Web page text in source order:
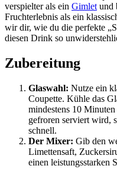
verspielter als ein Gimletund
Fruchterlebnis als ein
wir dir, wie du die perfekte
diesen Drink so
Zubereitung
Glaswahl: Nutze ein
Coupette. Kühle das
mindestens 10
gefroren serviert wird,
schnell.
Der Mixer: Gib den
Limettensaft,
einen leistungsstarken